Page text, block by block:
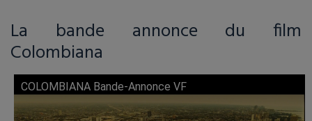
La bande annonce du film
Colombiana
COLOMBIANA Bande-Annonce VF